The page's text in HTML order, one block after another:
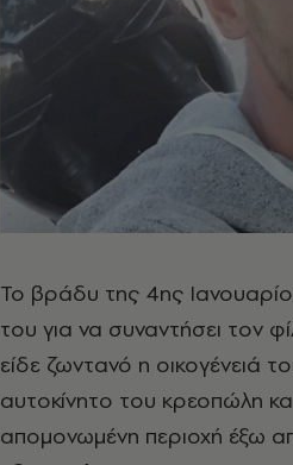
Το βράδυ της 4ης
του για να συναντήσει τον
είδε ζωντανό η οικογένειά
αυτοκίνητο του κρεοπώλη
απομονωμένη περιοχή έξω